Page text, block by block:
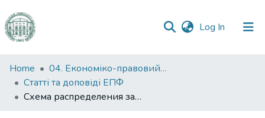
Log In (current)
Communities
&
Collections
Home
04. Економіко-правовий факультет
Статті та доповіді ЕПФ
Схема распределения затрат для определения полной производственной себестоимости продукции овощеводства